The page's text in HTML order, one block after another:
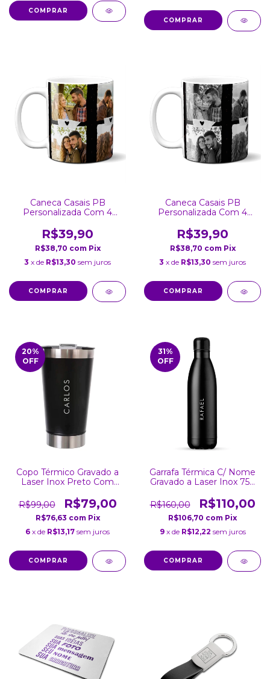
COMPRAR
Caneca Casais PB
Personalizada Com 4
R$39,90
R$38,70 com Pix
3 x de R$13,30 sem juros
COMPRAR
Caneca Casais PB
Personalizada Com 4
R$39,90
R$38,70 com Pix
3 x de R$13,30 sem juros
COMPRAR
20%
OFF
Copo Térmico Gravado a
Laser Inox Preto Com
R$99,00
R$79,00
R$76,63 com Pix
6 x de R$13,17 sem juros
31%
OFF
Garrafa Térmica C/ Nome
Gravado a Laser Inox 750
R$160,00
R$110,00
R$106,70 com Pix
9 x de R$12,22 sem juros